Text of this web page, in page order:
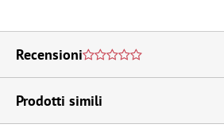
Recensioni
Prodotti simili